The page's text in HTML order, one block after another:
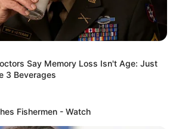
Say Memory Loss Isn't Age: Just
3 Beverages
Fishermen - Watch